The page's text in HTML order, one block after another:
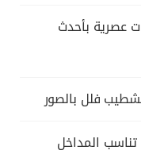
عصرية بأحدث
فلل بالصور
المداخل